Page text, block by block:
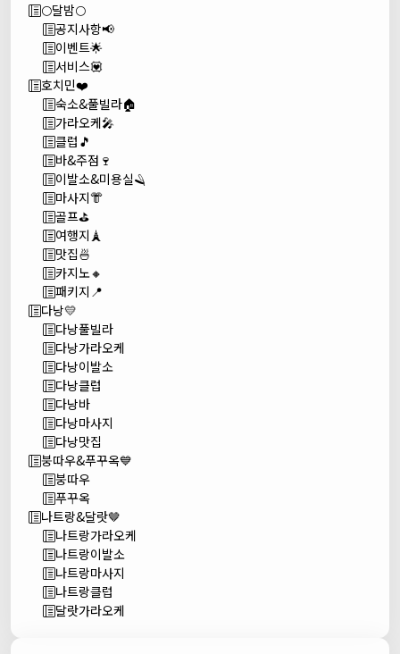
🌕달밤🌕
공지사항📢
이벤트🌟
서비스💟
호치민❤️
숙소&풀빌라🏠
가라오케🎤
클럽🎵
바&주점🍷
이발소&미용실🪒
마사지👘
골프⛳
여행지🗼
맛집🍜
카지노🔸
패키지📍
다낭💛
다낭풀빌라
다낭가라오케
다낭이발소
다낭클럽
다낭바
다낭마사지
다낭맛집
붕따우&푸꾸옥💙
붕따우
푸꾸옥
나트랑&달랏🤎
나트랑가라오케
나트랑이발소
나트랑마사지
나트랑클럽
달랏가라오케